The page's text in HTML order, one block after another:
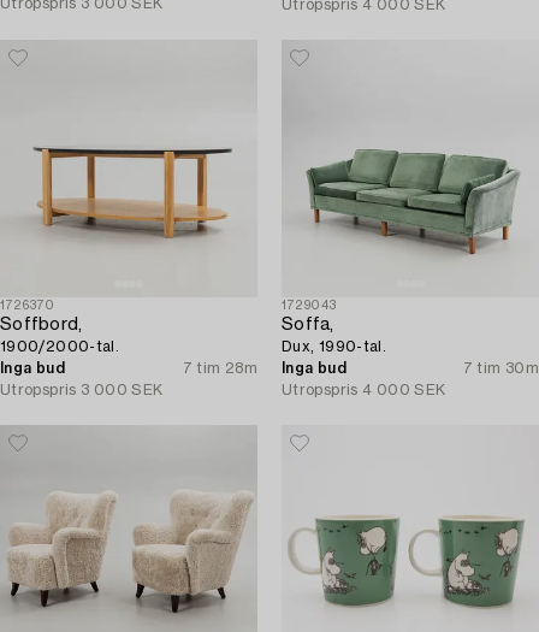
Utropspris 3 000 SEK
Utropspris 4 000 SEK
1726370
Soffbord,
1900/2000-tal.
Inga bud
7 tim 28m
Utropspris 3 000 SEK
1729043
Soffa,
Dux, 1990-tal.
Inga bud
7 tim 30m
Utropspris 4 000 SEK